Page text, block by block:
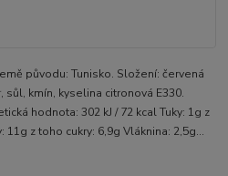
původu: Tunisko. Složení: červená
kmín, kyselina citronová E330.
hodnota: 302 kJ / 72 kcal Tuky: 1g z
z toho cukry: 6,9g Vláknina: 2,5g...